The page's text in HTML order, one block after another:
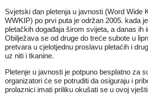
Svjetski dan pletenja u javnosti (Word Wide
WWKIP) po prvi puta je održan 2005. kada
pletačkih događaja širom svijeta, a danas ih
Obilježava se od druge do treće subote u
pretvara u cjelotjednu proslavu pletaćih i
uz niti i tkanine.
Pletenje u javnosti je potpuno besplatno za
organizatori će se potruditi da osiguraju i
prolaznici imati priliku okušati se u ovoj